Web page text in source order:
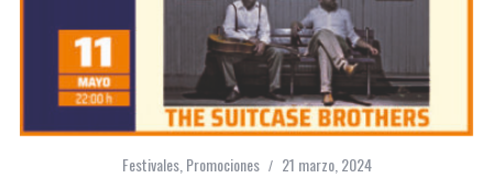
Festivales, Promociones 21 marzo, 2024